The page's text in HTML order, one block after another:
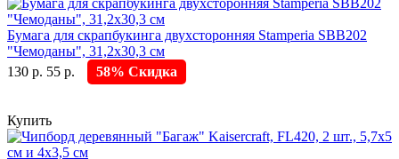
Бумага для скрапбукинга двухсторонняя Stamperia SBB202
"Чемоданы", 31,2х30,3 см
130 р. 55 р. 58% Скидка
Купить